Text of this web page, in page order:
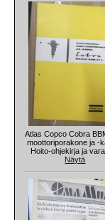
Atlas Copco Cobra
moottoriporakone ja -
Hoito-ohjekirja ja
Näytä